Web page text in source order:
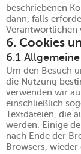
beschriebenen
dann, falls
Verantwortlichen
6. Cookies
6.1
Um den Besuch
die Nutzung
verwenden wir
einschließlich
Textdateien, die
werden. Einige
nach Ende der
Browsers,